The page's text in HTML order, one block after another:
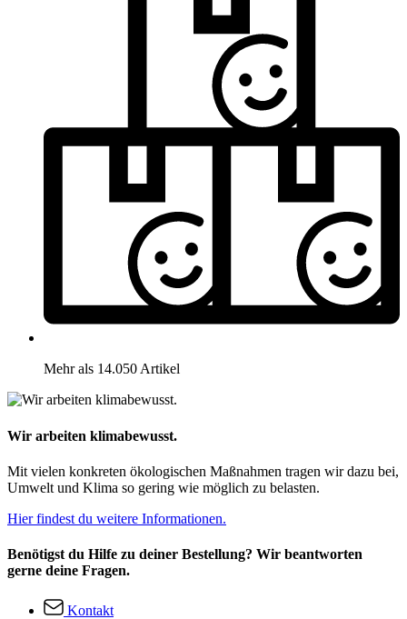
Mehr als 14.050 Artikel
Wir arbeiten klimabewusst.
Mit vielen konkreten ökologischen Maßnahmen tragen wir dazu bei,
Umwelt und Klima so gering wie möglich zu belasten.
Hier findest du weitere Informationen.
Benötigst du Hilfe zu deiner Bestellung? Wir beantworten
gerne deine Fragen.
Kontakt